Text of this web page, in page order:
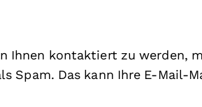
Ihnen kontaktiert zu werden,
Spam. Das kann Ihre E-Mail-